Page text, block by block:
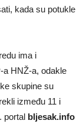
kada su potukle
ima i
a HNŽ-a, odakle
skupine su
između 11 i
portal bljesak.info